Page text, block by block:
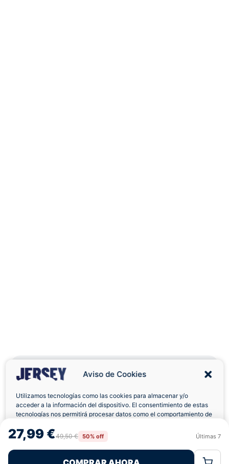
Aviso de Cookies
Utilizamos tecnologías como las cookies para almacenar y/o
acceder a la información del dispositivo. El consentimiento de estas
tecnologías nos permitirá procesar datos como el comportamiento de
retirar el consentimiento, puede afectar negativamente a ciertas
características y funciones.
Rechazar
27,99 €49,50 € 50% off Últimas 7
Envíos a Domicilio Devolución 7 Días